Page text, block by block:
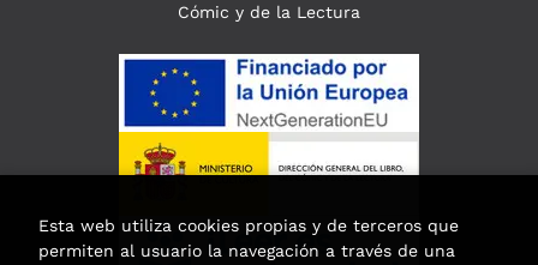
Cómic y de la Lectura
Esta web utiliza cookies propias y de terceros que
permiten al usuario la navegación a través de una